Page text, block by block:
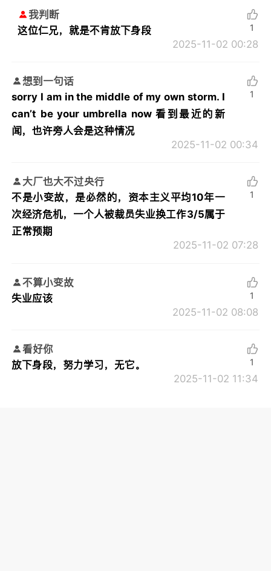
我判断
这位仁兄，就是不肯放下身段
2025-11-02 00:28
1
想到一句话
sorry I am in the middle of my own storm. I
can’t be your umbrella now 看到最近的新
闻，也许旁人会是这种情况
2025-11-02 00:34
1
大厂也大不过央行
不是小变故，是必然的，资本主义平均10年一
次经济危机，一个人被裁员失业换工作3/5属于
正常预期
2025-11-02 07:28
1
不算小变故
失业应该
2025-11-02 08:08
1
看好你
放下身段，努力学习，无它。
2025-11-02 11:34
1